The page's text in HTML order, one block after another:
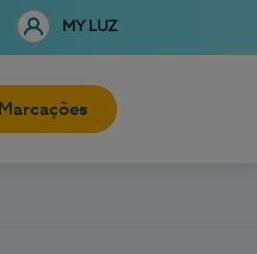
MY LUZ
Marcações